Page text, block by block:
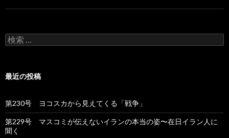
検
索
最近の投稿
第230号 ヨコスカから見えてくる「戦争」
第229号 マスコミが伝えないイランの本当の姿〜在日イラン人に
聞く